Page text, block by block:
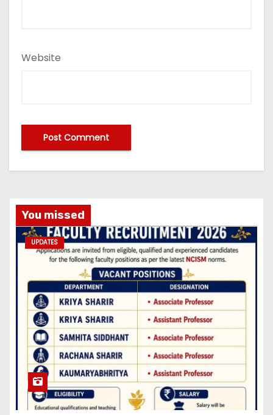
Website
You missed
UPDATES